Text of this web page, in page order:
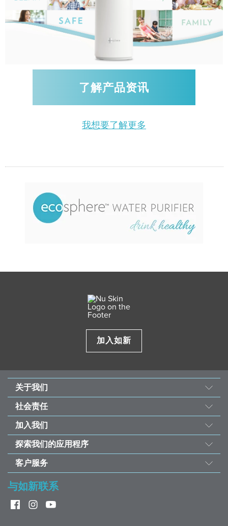
了解产品资讯
我想要了解更多
加入如新
关于我们
我们的故事
使命与愿景
经营团队
资料来源
投资者
如新欢庆40周年
社会责任
善的力量
东南亚儿童心脏基金会
永续发展计划
受饥儿滋养计划
加入我们
机会
荣誉榜
探索我们的应用程序
如新Vera®护肤咨询
如新Stela和如新Connect
ageLOC® TRME®
客户服务
帮助
常见问题
与如新联系